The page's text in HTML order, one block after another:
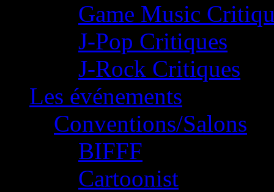
Game Music
J-Pop Critiques
J-Rock Critiques
Les événements
Conventions/Salons
BIFFF
Cartoonist